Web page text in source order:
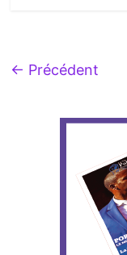
← Précédent